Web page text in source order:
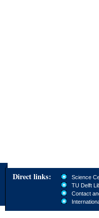
Direct links:
Science
TU Delft
Contact